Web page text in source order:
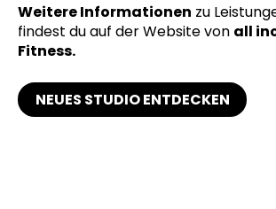
Weitere Informationen zu
findest du auf der Website von all
Fitness.
NEUES STUDIO ENTDECKEN